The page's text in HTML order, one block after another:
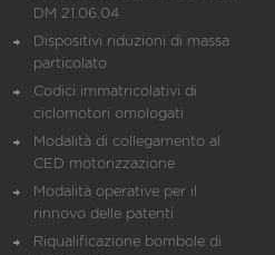
DM 21.06.04
Dispositivi riduzioni di massa
particolato
Codici immatricolativi di
ciclomotori omologati
Modalità di collegamento al
CED motorizzazione
Modalità operative per il
rinnovo delle patenti
Riqualificazione bombole di